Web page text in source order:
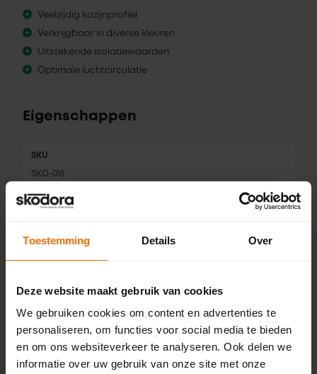
Toestemming Details Over
Deze website maakt gebruik van cookies
We gebruiken cookies om content en advertenties te
personaliseren, om functies voor social media te bieden
en om ons websiteverkeer te analyseren. Ook delen we
informatie over uw gebruik van onze site met onze
Veelzijdig kozijnprofiel
Verkrijgbaar in diverse kleuren
Uitstekende isolatiewaarden
Optimale luchtcirculatie
Eigenschappen
SKU
SKO-015
Merk
Profiel
Inbouwdiepte
120 mm
Minimale breedte